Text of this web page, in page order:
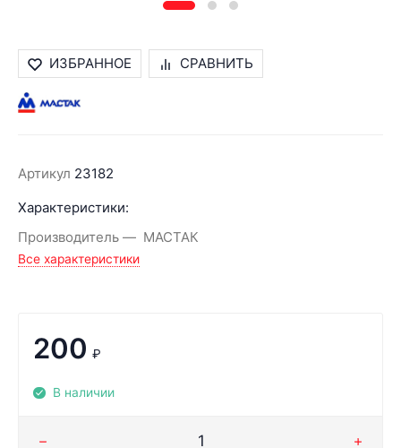
ИЗБРАННОЕ СРАВНИТЬ
Артикул 23182
Характеристики:
Производитель
МАСТАК
Все характеристики
200 ₽
В наличии